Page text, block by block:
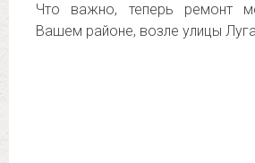
Что важно, теперь ремонт
Вашем районе, возле улицы